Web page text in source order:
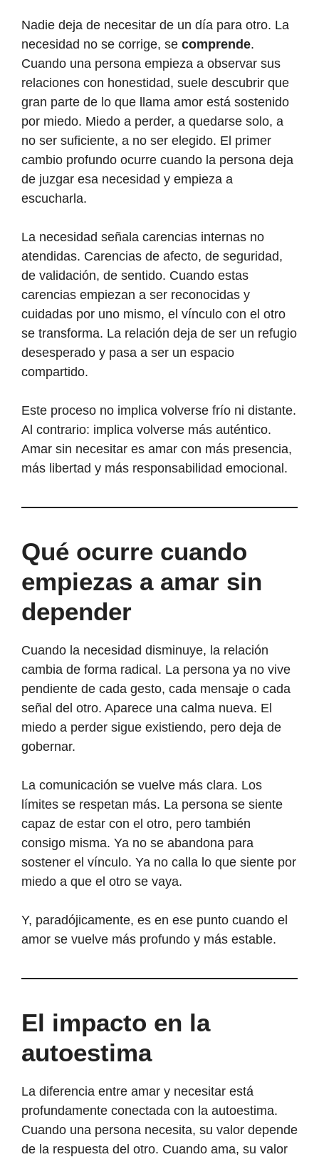
Nadie deja de necesitar de un día para otro. La
necesidad no se corrige, se comprende.
Cuando una persona empieza a observar sus
relaciones con honestidad, suele descubrir que
gran parte de lo que llama amor está sostenido
por miedo. Miedo a perder, a quedarse solo, a
no ser suficiente, a no ser elegido. El primer
cambio profundo ocurre cuando la persona deja
de juzgar esa necesidad y empieza a
escucharla.
La necesidad señala carencias internas no
atendidas. Carencias de afecto, de seguridad,
de validación, de sentido. Cuando estas
carencias empiezan a ser reconocidas y
cuidadas por uno mismo, el vínculo con el otro
se transforma. La relación deja de ser un refugio
desesperado y pasa a ser un espacio
compartido.
Este proceso no implica volverse frío ni distante.
Al contrario: implica volverse más auténtico.
Amar sin necesitar es amar con más presencia,
más libertad y más responsabilidad emocional.
Qué ocurre cuando
empiezas a amar sin
depender
Cuando la necesidad disminuye, la relación
cambia de forma radical. La persona ya no vive
pendiente de cada gesto, cada mensaje o cada
señal del otro. Aparece una calma nueva. El
miedo a perder sigue existiendo, pero deja de
gobernar.
La comunicación se vuelve más clara. Los
límites se respetan más. La persona se siente
capaz de estar con el otro, pero también
consigo misma. Ya no se abandona para
sostener el vínculo. Ya no calla lo que siente por
miedo a que el otro se vaya.
Y, paradójicamente, es en ese punto cuando el
amor se vuelve más profundo y más estable.
El impacto en la
autoestima
La diferencia entre amar y necesitar está
profundamente conectada con la autoestima.
Cuando una persona necesita, su valor depende
de la respuesta del otro. Cuando ama, su valor